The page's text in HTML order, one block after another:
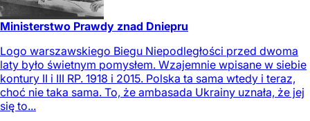
Ministerstwo Prawdy znad Dniepru
Logo warszawskiego Biegu Niepodległości przed dwoma
laty było świetnym pomysłem. Wzajemnie wpisane w siebie
kontury II i III RP. 1918 i 2015. Polska ta sama wtedy i teraz,
choć nie taka sama. To, że ambasada Ukrainy uznała, że jej
się to...